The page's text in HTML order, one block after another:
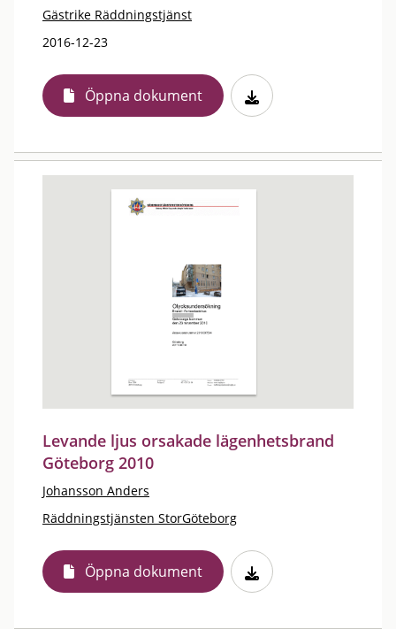
Gästrike Räddningstjänst
2016-12-23
Öppna dokument
Levande ljus orsakade lägenhetsbrand
Göteborg 2010
Johansson Anders
Räddningstjänsten StorGöteborg
Öppna dokument